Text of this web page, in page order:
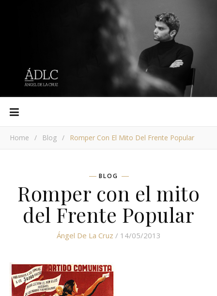
Home / Blog / Romper Con El Mito Del Frente Popular
BLOG
Romper con el mito
del Frente Popular
Ángel De La Cruz / 14/05/2013